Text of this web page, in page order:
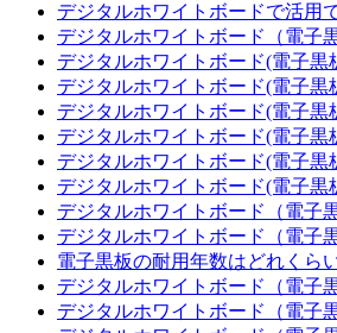
デジタルホワイトボードで活用
デジタルホワイトボード（電子
デジタルホワイトボード(電子黒
デジタルホワイトボード(電子黒
デジタルホワイトボード(電子黒
デジタルホワイトボード(電子黒
デジタルホワイトボード(電子黒
デジタルホワイトボード(電子黒
デジタルホワイトボード（電子
デジタルホワイトボード（電子
電子黒板の耐用年数はどれくら
デジタルホワイトボード（電子
デジタルホワイトボード（電子